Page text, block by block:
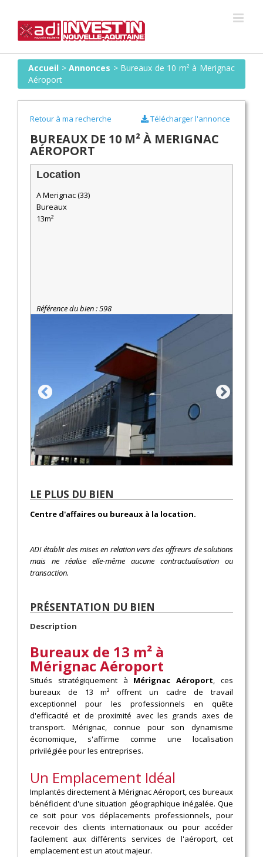
content
Accueil >Annonces > Bureaux de 10 m² à Merignac
Aéroport
Retour à ma recherche
BUREAUX DE 10 M² À MERIGNAC
AÉROPORT
Télécharger l'annonce
Location
A Merignac (33)
Bureaux
13m²
Référence du bien : 598
LE PLUS DU BIEN
Centre d'affaires ou bureaux à la location.
ADI établit des mises en relation vers des offreurs de solutions
mais ne réalise elle-même aucune contractualisation ou
transaction.
PRÉSENTATION DU BIEN
Description
Bureaux de 13 m² à
Mérignac Aéroport
Situés stratégiquement à Mérignac Aéroport, ces
bureaux de 13 m² offrent un cadre de travail
exceptionnel pour les professionnels en quête
d'efficacité et de proximité avec les grands axes de
transport. Mérignac, connue pour son dynamisme
économique, s'affirme comme une localisation
privilégiée pour les entreprises.
Un Emplacement Idéal
Implantés directement à Mérignac Aéroport, ces bureaux
bénéficient d'une situation géographique inégalée. Que
ce soit pour vos déplacements professionnels, pour
recevoir des clients internationaux ou pour accéder
facilement aux différents services de l'aéroport, cet
emplacement est un atout majeur.